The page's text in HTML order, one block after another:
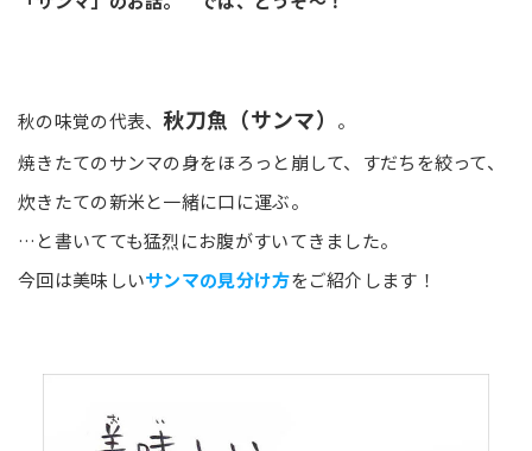
秋の味覚の代表、秋刀魚（サンマ）
。
焼きたてのサンマの身をほろっと崩して、すだちを絞って、
炊きたての新米と一緒に口に運ぶ。
…と書いてても猛烈にお腹がすいてきました。
今回は美味しいサンマの見分け方をご紹介します！